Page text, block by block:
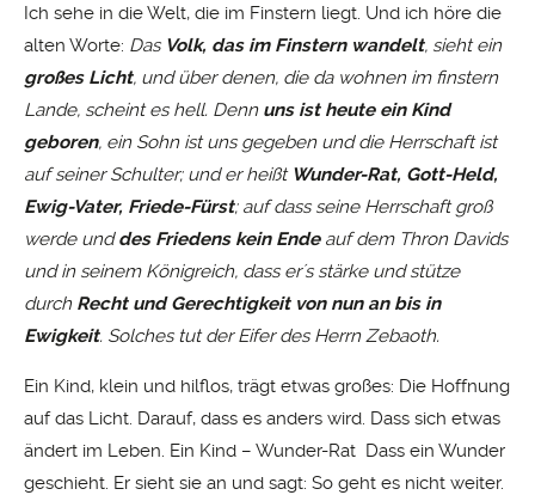
Ich sehe in die Welt, die im Finstern liegt. Und ich höre die
alten Worte: Das Volk, das im Finstern wandelt, sieht ein
großes Licht, und über denen, die da wohnen im finstern
Lande, scheint es hell. Denn uns ist heute ein Kind
geboren, ein Sohn ist uns gegeben und die Herrschaft ist
auf seiner Schulter; und er heißt Wunder-Rat, Gott-Held,
Ewig-Vater, Friede-Fürst; auf dass seine Herrschaft groß
werde unddes Friedens kein Endeauf dem Thron Davids
und in seinem Königreich, dass er´s stärke und stütze
durch Recht und Gerechtigkeit von nun an bis in
Ewigkeit. Solches tut der Eifer des Herrn Zebaoth.
Ein Kind, klein und hilflos, trägt etwas großes: Die Hoffnung
auf das Licht. Darauf, dass es anders wird. Dass sich etwas
ändert im Leben. Ein Kind – Wunder-Rat Dass ein Wunder
geschieht. Er sieht sie an und sagt: So geht es nicht weiter.